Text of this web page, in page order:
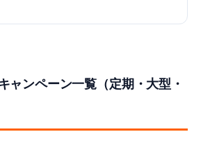
ャンペーン一覧（定期・大型・